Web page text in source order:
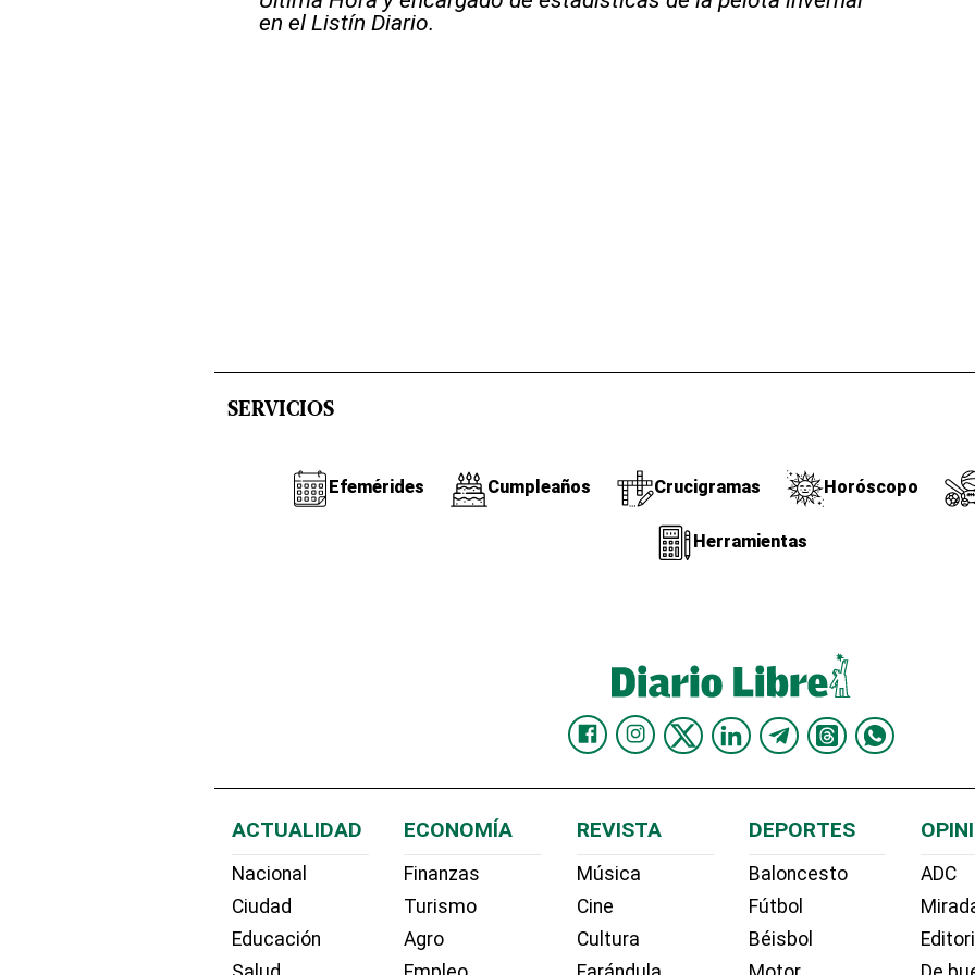
en el Listín Diario.
SERVICIOS
Efemérides Cumpleaños Crucigramas Horóscopo
Herramientas
ACTUALIDAD
Nacional
Ciudad
Educación
ECONOMÍA
Finanzas
Turismo
Agro
REVISTA
Música
Cine
Cultura
DEPORTES
Baloncesto
Fútbol
Béisbol
ADC